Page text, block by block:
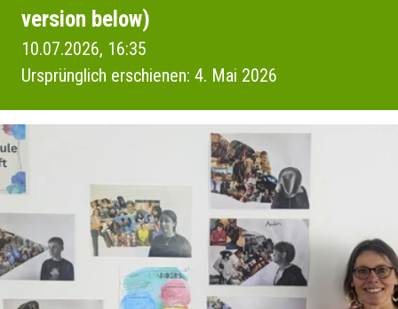
version below)
10.07.2026, 16:35
Ursprünglich erschienen: 4. Mai 2026